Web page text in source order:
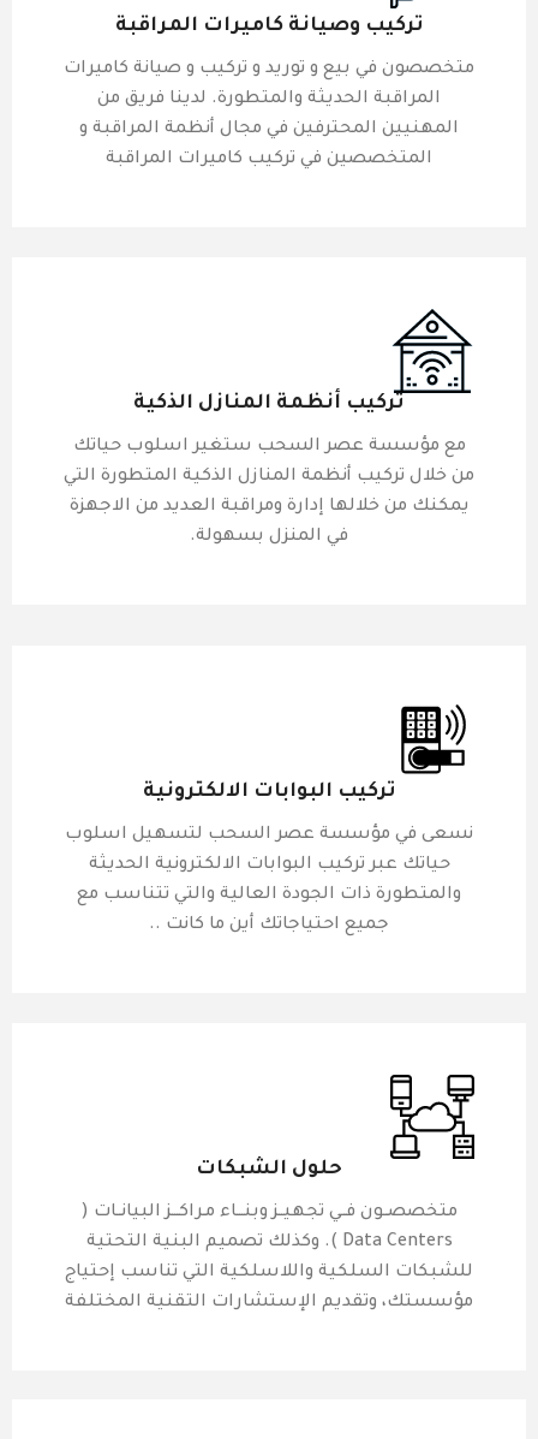
تركيب وصيانة كاميرات المراقبة
متخصصون في بيع و توريد و تركيب و صيانة كاميرات
المراقبة الحديثة والمتطورة. لدينا فريق من
المهنيين المحترفين في مجال أنظمة المراقبة و
المتخصصين في تركيب كاميرات المراقبة
تركيب أنظمة المنازل الذكية
مع مؤسسة عصر السحب ستغير اسلوب حياتك
من خلال تركيب أنظمة المنازل الذكية المتطورة التي
يمكنك من خلالها إدارة ومراقبة العديد من الاجهزة
في المنزل بسهولة.
تركيب البوابات الالكترونية
نسعى في مؤسسة عصر السحب لتسهيل اسلوب
حياتك عبر تركيب البوابات الالكترونية الحديثة
والمتطورة ذات الجودة العالية والتي تتناسب مع
جميع احتياجاتك أين ما كانت ..
حلول الشبكات
متخصصــون فــي تجهيــز وبنـــاء مـراكـــز البيانــات (
Data Centers ). وكذلك تصميم البنية التحتية
للشبكات السلكية واللاسلكية التي تناسب إحتياج
مؤسستك، وتقديم الإستشارات التقنية المختلفة